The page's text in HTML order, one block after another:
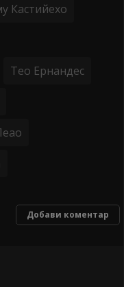
Кастийехо
Тео Ернандес
Добави коментар